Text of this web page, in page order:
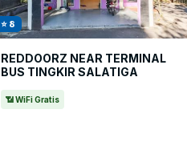
⭐ 8
REDDOORZ NEAR TERMINAL
BUS TINGKIR SALATIGA
📶 WiFi Gratis